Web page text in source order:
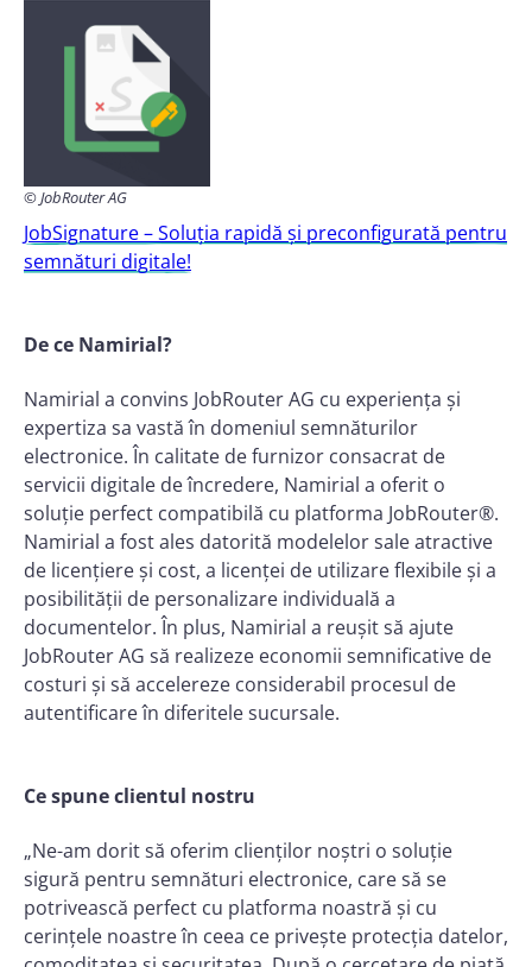
© JobRouter AG
JobSignature – Soluția rapidă și preconfigurată pentru
semnături digitale!
De ce Namirial?
Namirial a convins JobRouter AG cu experiența și
expertiza sa vastă în domeniul semnăturilor
electronice. În calitate de furnizor consacrat de
servicii digitale de încredere, Namirial a oferit o
soluție perfect compatibilă cu platforma JobRouter®.
Namirial a fost ales datorită modelelor sale atractive
de licențiere și cost, a licenței de utilizare flexibile și a
posibilității de personalizare individuală a
documentelor. În plus, Namirial a reușit să ajute
JobRouter AG să realizeze economii semnificative de
costuri și să accelereze considerabil procesul de
autentificare în diferitele sucursale.
Ce spune clientul nostru
„Ne-am dorit să oferim clienților noștri o soluție
sigură pentru semnături electronice, care să se
potrivească perfect cu platforma noastră și cu
cerințele noastre în ceea ce privește protecția datelor,